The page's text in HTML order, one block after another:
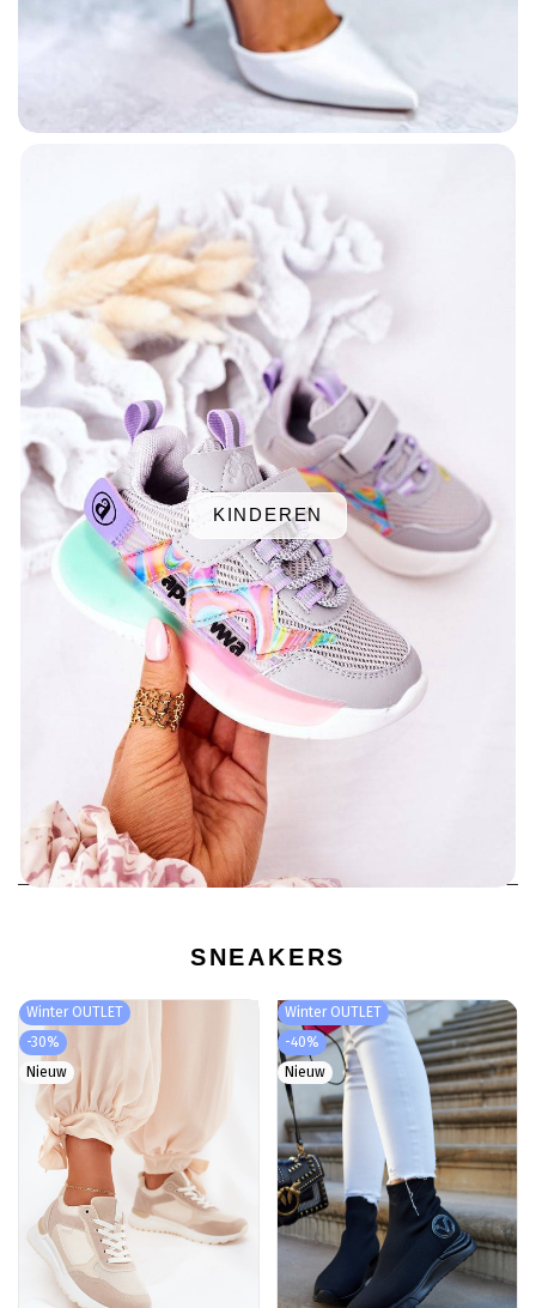
KINDEREN
SNEAKERS
Winter OUTLET
-30%
Nieuw
Winter OUTLET
-40%
Nieuw